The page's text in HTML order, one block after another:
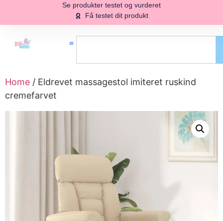
Se produkter testet og vurderet
Få testet dit produkt
Home / Eldrevet massagestol imiteret ruskind
cremefarvet